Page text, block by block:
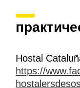
Hostal
https://